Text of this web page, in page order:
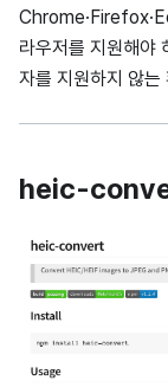
라우저를 지원해야
자를 지원하지 않
heic-